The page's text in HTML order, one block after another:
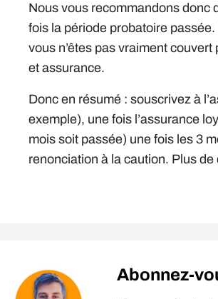
Nous vous recommandons donc
fois la période probatoire
vous n’êtes pas vraiment
et assurance.
Donc en résumé : souscrivez à
exemple), une fois l’assurance
mois soit passée) une fois les 3
renonciation à la caution. Plus
Abonnez-